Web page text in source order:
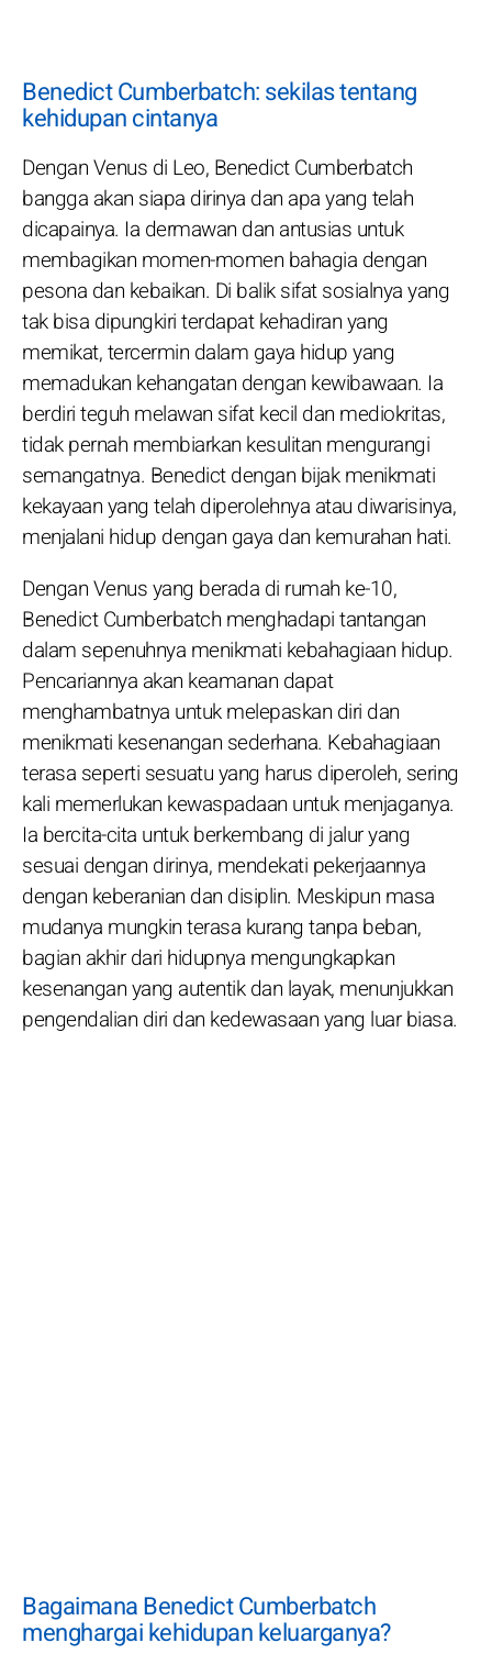
Benedict Cumberbatch: sekilas tentang
kehidupan cintanya
Dengan Venus di Leo, Benedict Cumberbatch
bangga akan siapa dirinya dan apa yang telah
dicapainya. Ia dermawan dan antusias untuk
membagikan momen-momen bahagia dengan
pesona dan kebaikan. Di balik sifat sosialnya yang
tak bisa dipungkiri terdapat kehadiran yang
memikat, tercermin dalam gaya hidup yang
memadukan kehangatan dengan kewibawaan. Ia
berdiri teguh melawan sifat kecil dan mediokritas,
tidak pernah membiarkan kesulitan mengurangi
semangatnya. Benedict dengan bijak menikmati
kekayaan yang telah diperolehnya atau diwarisinya,
menjalani hidup dengan gaya dan kemurahan hati.
Dengan Venus yang berada di rumah ke-10,
Benedict Cumberbatch menghadapi tantangan
dalam sepenuhnya menikmati kebahagiaan hidup.
Pencariannya akan keamanan dapat
menghambatnya untuk melepaskan diri dan
menikmati kesenangan sederhana. Kebahagiaan
terasa seperti sesuatu yang harus diperoleh, sering
kali memerlukan kewaspadaan untuk menjaganya.
Ia bercita-cita untuk berkembang di jalur yang
sesuai dengan dirinya, mendekati pekerjaannya
dengan keberanian dan disiplin. Meskipun masa
mudanya mungkin terasa kurang tanpa beban,
bagian akhir dari hidupnya mengungkapkan
kesenangan yang autentik dan layak, menunjukkan
pengendalian diri dan kedewasaan yang luar biasa.
Bagaimana Benedict Cumberbatch
menghargai kehidupan keluarganya?